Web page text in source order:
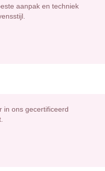
aanpak en techniek
in ons gecertificeerd